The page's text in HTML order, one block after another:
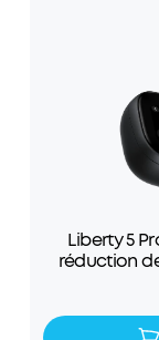
Liberty 5
réduction
clairs,